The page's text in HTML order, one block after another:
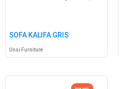
SOFA KALIFA GRIS
Unsi Furniture